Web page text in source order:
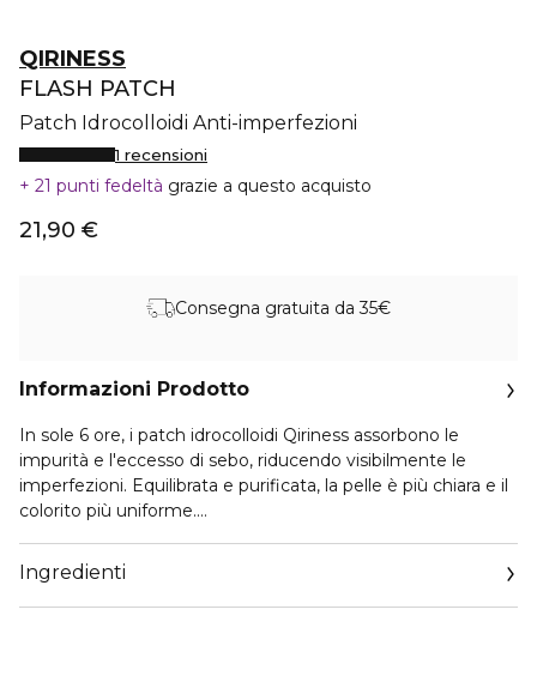
QIRINESS
FLASH PATCH
Patch Idrocolloidi Anti-imperfezioni
1 recensioni
21 punti fedeltà grazie a questo acquisto
21,90 €
Consegna gratuita da 35€
Informazioni Prodotto
In sole 6 ore, i patch idrocolloidi Qiriness assorbono le
impurità e l'eccesso di sebo, riducendo visibilmente le
imperfezioni. Equilibrata e purificata, la pelle è più chiara e il
colorito più uniforme.
mantengono perfettamente sulla pelle.
Tutti i tipi di pelle, in particolare quella mista o grassa e
Ingredienti